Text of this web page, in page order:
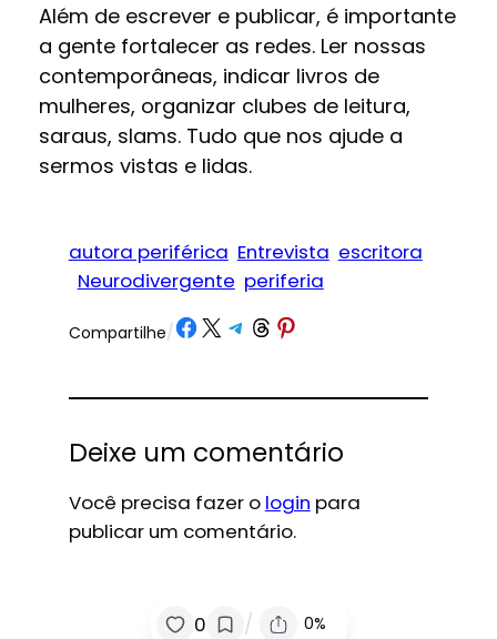
Além de escrever e publicar, é importante
a gente fortalecer as redes. Ler nossas
contemporâneas, indicar livros de
mulheres, organizar clubes de leitura,
saraus, slams. Tudo que nos ajude a
sermos vistas e lidas.
autora periférica Entrevista escritora
Neurodivergente periferia
Compartilhe/Share on Facebook
Share on X Share on Telegram
Share on Threads
Share on Pinterest
Deixe um comentário
Você precisa fazer o login para
publicar um comentário.
0 / 0%